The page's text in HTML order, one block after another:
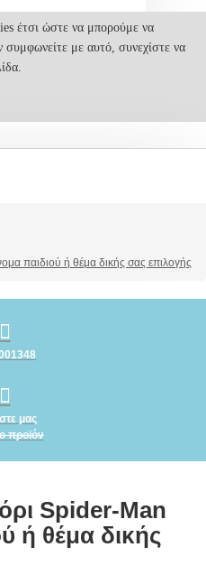
έτσι ώστε να μπορούμε να
με αυτό, συνεχίστε να
παιδιού ή θέμα δικής σας επιλογής
μας
προϊόν
Spider-Man
ή θέμα δικής